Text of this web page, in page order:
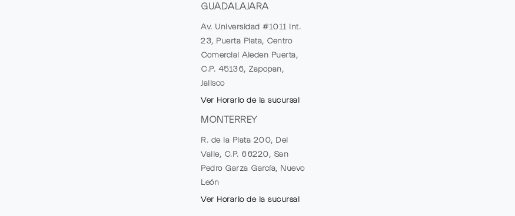
GUADALAJARA
Av. Universidad #1011 Int.
23, Puerta Plata, Centro
Comercial Aleden Puerta,
C.P. 45136, Zapopan,
Jalisco
Ver Horario de la sucursal
MONTERREY
R. de la Plata 200, Del
Valle, C.P. 66220, San
Pedro Garza García, Nuevo
León
Ver Horario de la sucursal